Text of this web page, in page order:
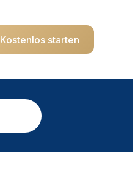
Kostenlos starten